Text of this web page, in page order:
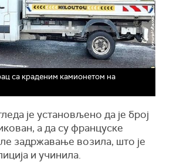
са краденим камионетом на
је установљено да је број
а да су француске
задржавање возила, што је
и учинила.